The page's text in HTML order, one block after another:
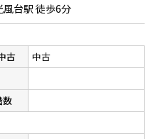
台駅 徒歩6分
古
中古
数